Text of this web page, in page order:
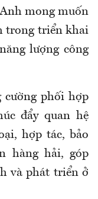
mong muốn
trong triển khai
lượng công
phối hợp
đẩy quan hệ
hợp tác, bảo
hàng hải, góp
và phát triển ở